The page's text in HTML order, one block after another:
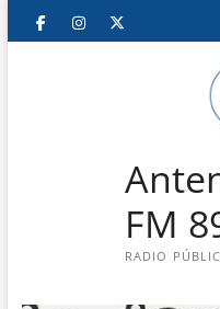
Saltar
FacebookInstagram
FM
RADIO